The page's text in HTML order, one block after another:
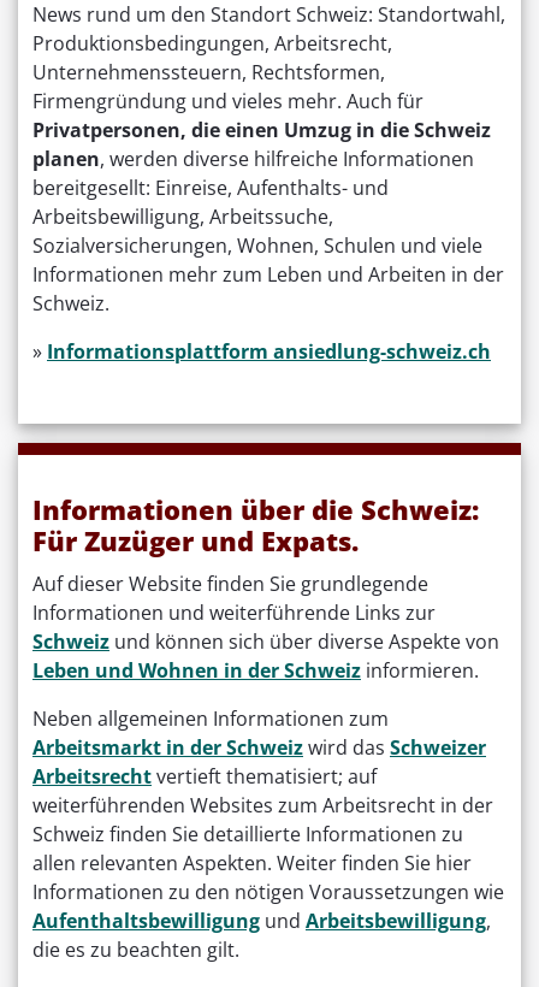
News rund um den Standort Schweiz: Standortwahl,
Produktionsbedingungen, Arbeitsrecht,
Unternehmenssteuern, Rechtsformen,
Firmengründung und vieles mehr. Auch für
Privatpersonen, die einen Umzug in die Schweiz
planen, werden diverse hilfreiche Informationen
bereitgesellt: Einreise, Aufenthalts- und
Arbeitsbewilligung, Arbeitssuche,
Sozialversicherungen, Wohnen, Schulen und viele
Informationen mehr zum Leben und Arbeiten in der
Schweiz.
» Informationsplattform ansiedlung-schweiz.ch
Informationen über die Schweiz:
Für Zuzüger und Expats.
Auf dieser Website finden Sie grundlegende
Informationen und weiterführende Links zur
Schweiz und können sich über diverse Aspekte von
Leben und Wohnen in der Schweiz informieren.
Neben allgemeinen Informationen zum
Arbeitsmarkt in der Schweizwird das Schweizer
Arbeitsrechtvertieft thematisiert; auf
weiterführenden Websites zum Arbeitsrecht in der
Schweiz finden Sie detaillierte Informationen zu
allen relevanten Aspekten. Weiter finden Sie hier
Informationen zu den nötigen Voraussetzungen wie
Aufenthaltsbewilligung und Arbeitsbewilligung,
die es zu beachten gilt.